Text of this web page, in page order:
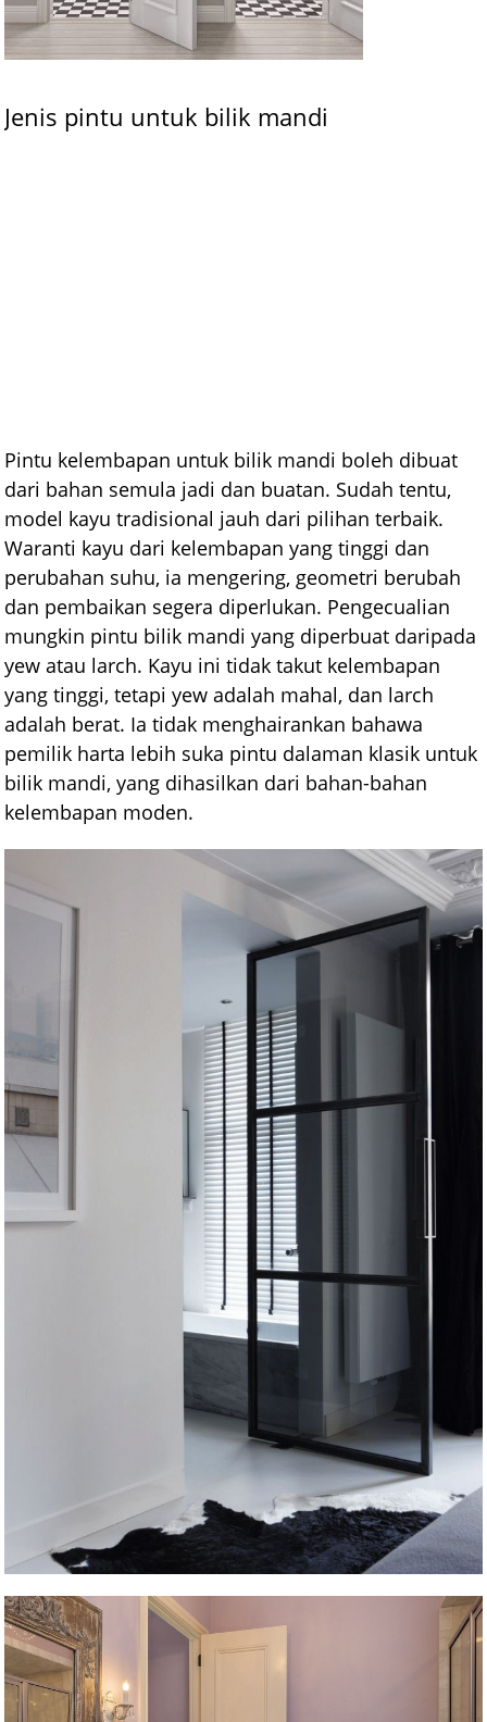
Jenis pintu untuk bilik mandi
Pintu kelembapan untuk bilik mandi boleh dibuat
dari bahan semula jadi dan buatan. Sudah tentu,
model kayu tradisional jauh dari pilihan terbaik.
Waranti kayu dari kelembapan yang tinggi dan
perubahan suhu, ia mengering, geometri berubah
dan pembaikan segera diperlukan. Pengecualian
mungkin pintu bilik mandi yang diperbuat daripada
yew atau larch. Kayu ini tidak takut kelembapan
yang tinggi, tetapi yew adalah mahal, dan larch
adalah berat. Ia tidak menghairankan bahawa
pemilik harta lebih suka pintu dalaman klasik untuk
bilik mandi, yang dihasilkan dari bahan-bahan
kelembapan moden.